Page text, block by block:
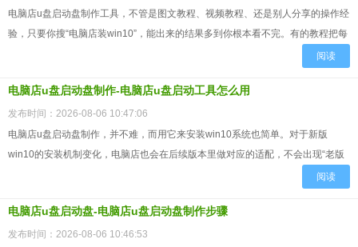
帮助中心
电脑店u盘启动盘制作工具，不管是图文教程、视频教程、还是别人分享的操作经
验，只要你搜“电脑店装win10”，能出来的结果多到你根本看不完。有的教程把每
阅读
电脑店u盘启动盘制作-电脑店u盘启动工具怎么用
发布时间：2026-08-06 10:47:06
电脑店u盘启动盘制作，并不难，而用它来安装win10系统也简单。对于新版
win10的安装机制变化，电脑店也会在后续版本里做对应的适配，不会出现“老版
阅读
电脑店u盘启动盘-电脑店u盘启动盘制作步骤
发布时间：2026-08-06 10:46:53